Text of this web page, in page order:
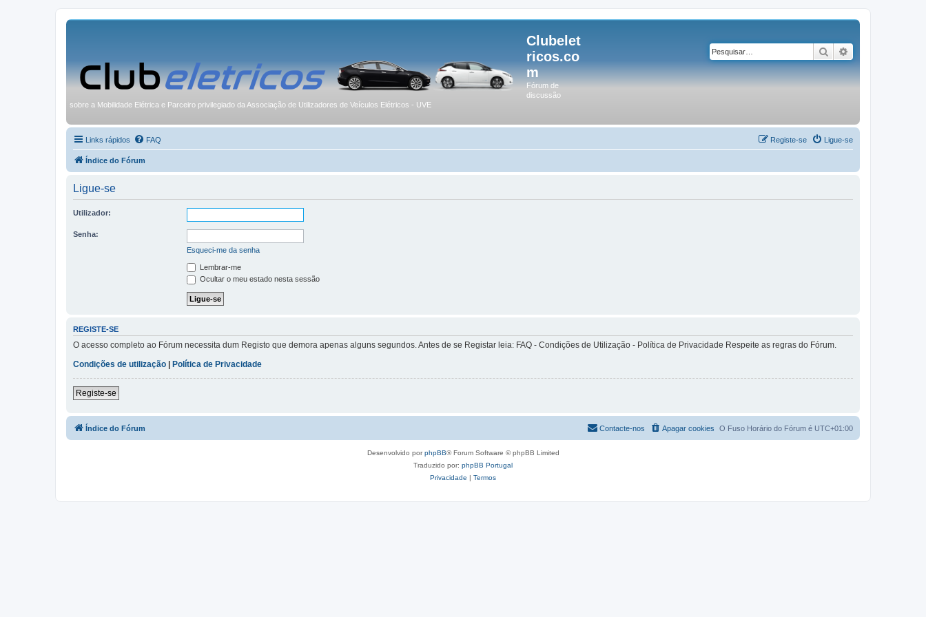
Clubelet
ricos.co
m
Fórum de
discussão
sobre a Mobilidade Elétrica e Parceiro privilegiado da Associação de Utilizadores de Veículos Elétricos - UVE
Pesquisar
Links rápidos FAQ Ligue-se
Registe-se
Índice do Fórum
Ligue-se
Utilizador:
Senha:
Esqueci-me da senha
Lembrar-me
Ocultar o meu estado nesta sessão
REGISTE-SE
O acesso completo ao Fórum necessita dum Registo que demora apenas alguns segundos. Antes de se Registar leia: FAQ - Condições de Utilização - Política de Privacidade Respeite as regras do Fórum.
Condições de utilização
Política de Privacidade
Registe-se
Índice do Fórum O Fuso Horário do Fórum é UTC+01:00
Apagar cookies
Contacte-nos
Desenvolvido porphpBB® Forum Software © phpBB Limited
Traduzido por: phpBB Portugal
Privacidade | Termos